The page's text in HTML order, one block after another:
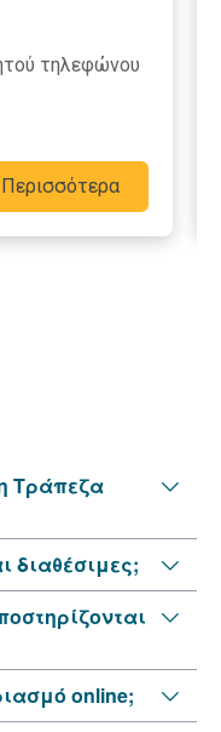
τηλεφώνου
Περισσότερα
Τράπεζα
διαθέσιμες;
online;